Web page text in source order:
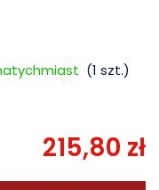
(1 szt.)
215,80 zł